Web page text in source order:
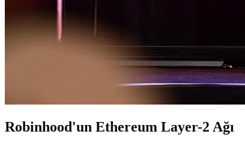
Robinhood'un Ethereum Layer-2 Ağı